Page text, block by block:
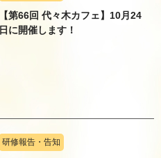
【第66回 代々木カフェ】10月24
日に開催します！
研修報告・告知